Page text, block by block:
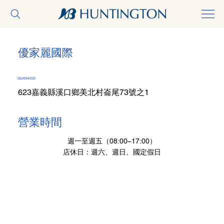
營業時間
週一至週五（08:00–17:00）
店休日：週六、週日、國定假日
優家麗國際
052694333
623嘉義縣溪口鄉美北村崙尾73號之1